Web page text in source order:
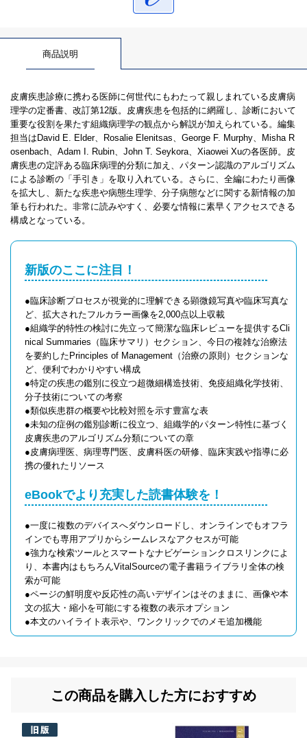
商品説明
皮膚疾患診療に携わる医師に何世代にもわたって親しまれている皮膚病
理学の定番書、改訂第12版。皮膚疾患を包括的に網羅し、診断において
重要な役割を果たす組織病理学の観点から解説が加えられている。編集
担当はDavid E. Elder、Rosalie Elenitsas、George F. Murphy、Misha R
osenbach、Adam I. Rubin、John T. Seykora、Xiaowei Xuの各医師。皮
膚疾患の定評ある臨床病理的分類に加え、パターン認識のアルゴリズム
による診断の「手引き」を取り入れている。さらに、全編にわたり画像
を拡大し、新たな疾患や病態生理学、分子病態などに関する新情報の加
筆も行われた。非常に読みやすく、必要な情報に素早くアクセスできる
構成となっている。
新版のここに注目！
●臨床診断プロセスが視覚的に理解できる顕微鏡写真や臨床写真な
ど、拡大されたフルカラー画像を2,000点以上収載
●組織学的特性の検討に先立って簡潔な臨床レビューを提供するCli
nical Summaries（臨床サマリ）セクション、今日の複雑な治療法
を要約したPrinciples of Management（治療の原則）セクションな
ど、便利でわかりやすい構成
●特定の疾患の鑑別に役立つ超微細構造技術、免疫組織化学技術、
分子技術についての考察
●類似疾患群の概要や比較対照を示す豊富な表
●未知の症例の鑑別診断に役立つ、組織学的パターン特性に基づく
皮膚疾患のアルゴリズム分類についての章
●皮膚病理医、病理専門医、皮膚科医の研修、臨床実践や指導に必
携の優れたリソース
eBookでより充実した読書体験を！
●一度に複数のデバイスへダウンロードし、オンラインでもオフラ
インでも専用アプリからシームレスなアクセスが可能
●強力な検索ツールとスマートなナビゲーションクロスリンクによ
り、本書内はもちろんVitalSourceの電子書籍ライブラリ全体の検
索が可能
●ページの鮮明度や反応性の高いデザインはそのままに、画像や本
文の拡大・縮小を可能にする複数の表示オプション
●本文のハイライト表示や、ワンクリックでのメモ追加機能
この商品を購入した方におすすめ